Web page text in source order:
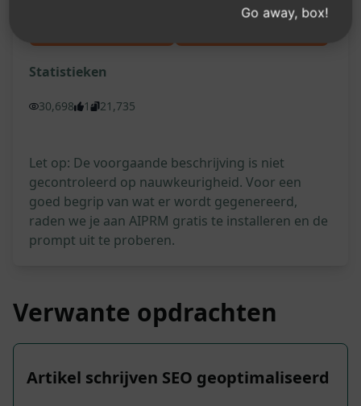
Statistieken
30,698 1 21,735
Let op: De voorgaande beschrijving is niet
gecontroleerd op nauwkeurigheid. Voor een
goed begrip van wat er wordt gegenereerd,
raden we je aan AIPRM gratis te installeren en de
prompt uit te proberen.
Verwante opdrachten
Artikel schrijven SEO geoptimaliseerd
Go away, box!